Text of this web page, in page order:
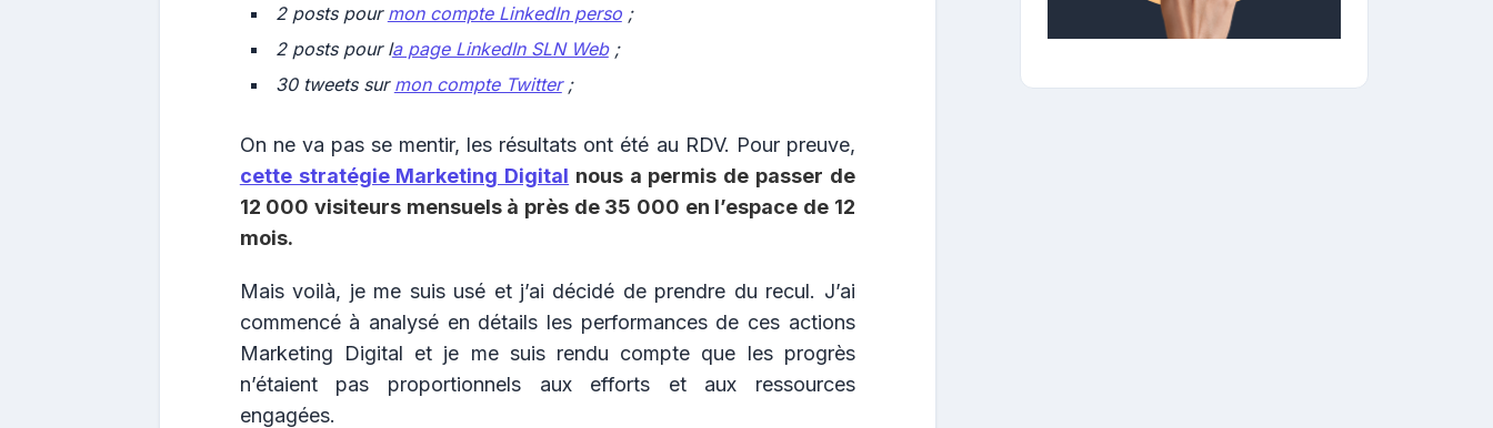
2 posts pour mon compte LinkedIn perso;
2 posts pour la page LinkedIn SLN Web;
30 tweets sur mon compte Twitter;
On ne va pas se mentir, les résultats ont été au RDV. Pour preuve,
cette stratégie Marketing Digital nous a permis de passer de
12 000 visiteurs mensuels à près de 35 000 en l’espace de 12
mois.
Mais voilà, je me suis usé et j’ai décidé de prendre du recul. J’ai
commencé à analysé en détails les performances de ces actions
Marketing Digital et je me suis rendu compte que les progrès
n’étaient pas proportionnels aux efforts et aux ressources
engagées.